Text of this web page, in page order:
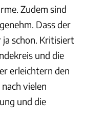
Zudem sind
Dass der
schon. Kritisiert
und die
erleichtern den
vielen
und die